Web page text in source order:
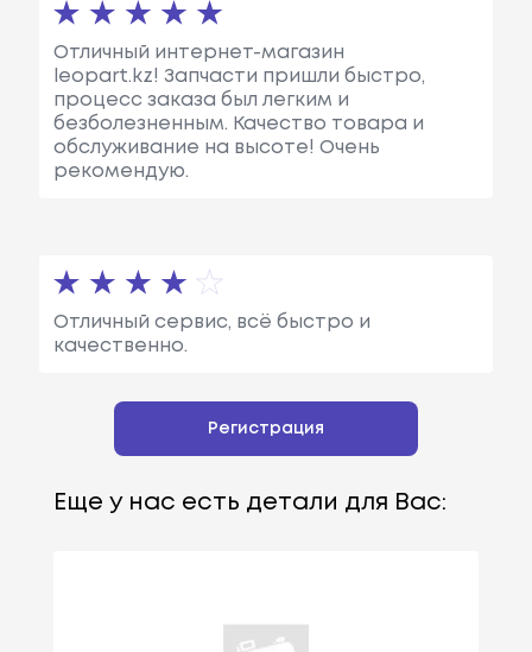
Отличный интернет-магазин
leopart.kz! Запчасти пришли быстро,
процесс заказа был легким и
безболезненным. Качество товара и
обслуживание на высоте! Очень
рекомендую.
Отличный сервис, всё быстро и
качественно.
Регистрация
Еще у нас есть детали для Вас: